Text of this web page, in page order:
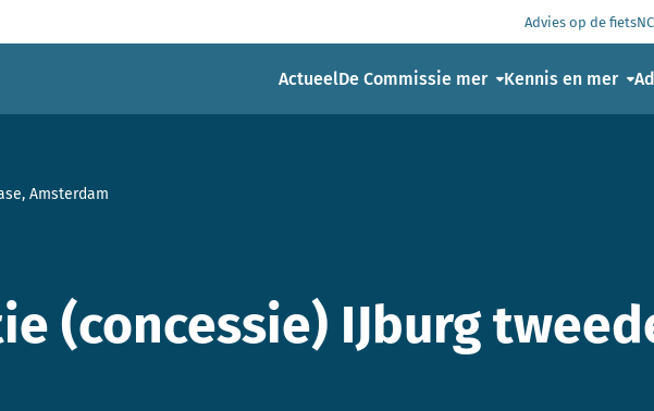
Advies op de fiets
ActueelDe Commissie mer Kennis en mer
Amsterdam
(concessie) IJburg